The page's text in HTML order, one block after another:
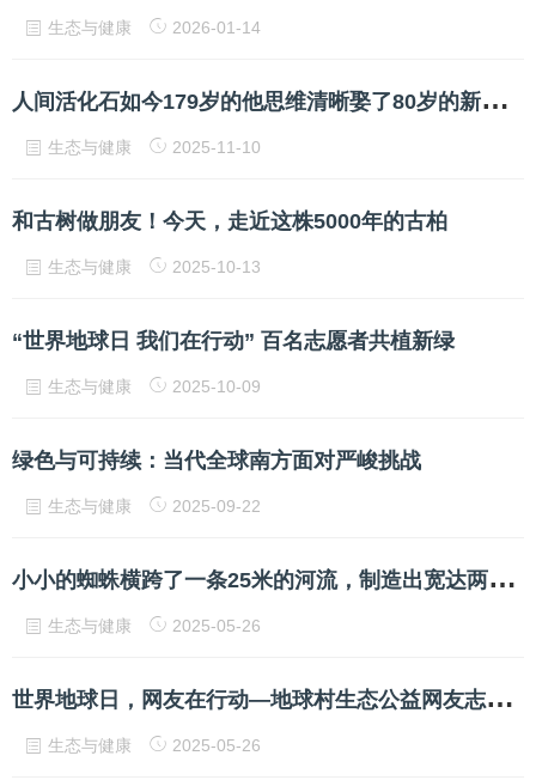
生态与健康 2026-01-14
人
间活化石如今179岁的他思维清晰娶了80岁的新妻子…
生态与健康 2025-11-10
和古树做朋友！今天，走近这株5000年的古柏
生态与健康 2025-10-13
“世界地球日 我们在行动” 百名志愿者共植新绿
生态与健康 2025-10-09
绿色与可持续：当代全球南方面对严峻挑战
生态与健康 2025-09-22
小
小的蜘蛛横跨了一条25米的河流，制造出宽达两米的天罗蛛网
生态与健康 2025-05-26
世
界地球日，网友在行动—地球村生态公益网友志愿者毛乌素义务植树纪实
生态与健康 2025-05-26